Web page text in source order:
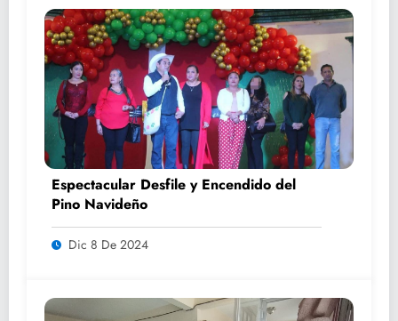
Espectacular Desfile y Encendido del
Pino Navideño
Dic 8 De 2024